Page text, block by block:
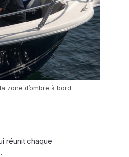
zone d’ombre à bord.
réunit chaque